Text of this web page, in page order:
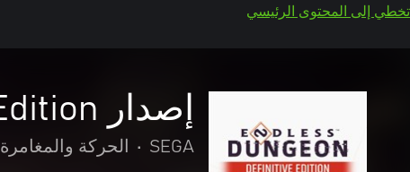
تخطي إلى المحتوى الرئيسي
إصدار ENDLESS Dungeon™ - Definitive Edition
SEGA
• الحركة والمغامرة